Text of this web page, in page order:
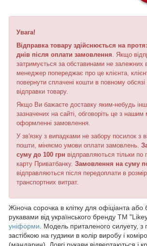
Увага!
Відправка товару здійснюється на
днів після оплати замовлення. Якщо
затримується за обставинами не залежних
менеджер попереджає про це клієнта,
повернути сплачені кошти в повному
відправки товару.
Якщо Ви бажаєте доставку яким-небудь
зазначених на сайті, обговоріть це з
оформленні замовлення.
У зв'язку з випадками не забору посилок з
пошти, міняємо умови оплати замовлень.
суму до 100 грн відправляються тільки по
карту Приватбанку. Замовлення на суму
відправляються після передоплати в
транспортних витрат.
Жіноча сорочка в клітку для офіціанта
рукавами від українського бренду ТМ
уніформи. Модель приталеного силуету, з
застібкою на гудзики в колір виробу і